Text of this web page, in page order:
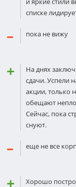
списке
пока не вижу
На днях
сдачи. Успели
акции, только
обещают
Сейчас, пока
снуют.
еще не все
Хорошо